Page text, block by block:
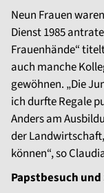
Neun Frauen
Dienst 1985
Frauenhände“
auch manche
gewöhnen. „Die
ich durfte Regale
Anders am
der
können“, so
Papstbesuch und